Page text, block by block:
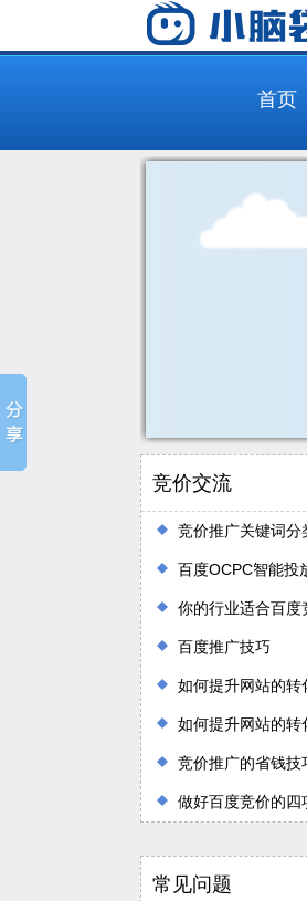
首页
竞价交流
竞价推广关键词分
百度OCPC智能投
你的行业适合百度
百度推广技巧
如何提升网站的转
如何提升网站的转
竞价推广的省钱技
做好百度竞价的四
常见问题